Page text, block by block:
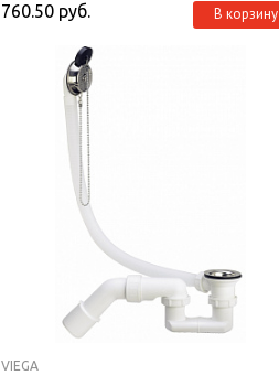
760.50 руб. В корзину
VIEGA